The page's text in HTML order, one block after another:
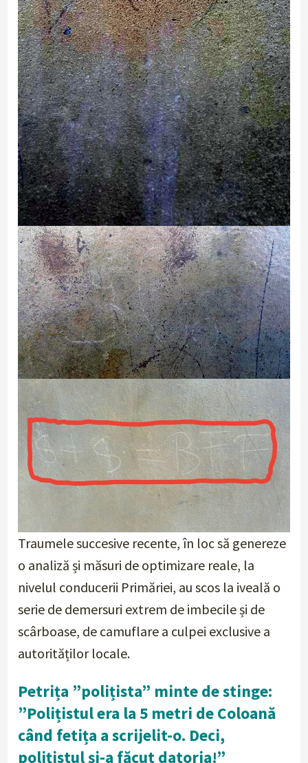
Traumele succesive recente, în loc să genereze
o analiză și măsuri de optimizare reale, la
nivelul conducerii Primăriei, au scos la iveală o
serie de demersuri extrem de imbecile și de
scârboase, de camuflare a culpei exclusive a
autorităților locale.
Petrița ”polițista” minte de stinge:
”Polițistul era la 5 metri de Coloană
când fetița a scrijelit-o. Deci,
polițistul și-a făcut datoria!”